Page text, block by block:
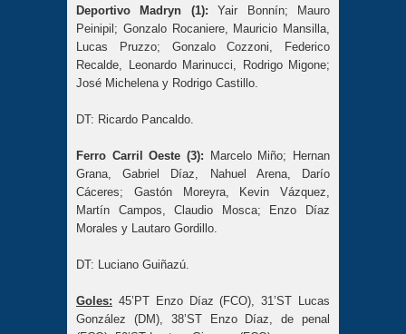
Deportivo Madryn (1):Yair Bonnín; Mauro
Peinipil; Gonzalo Rocaniere, Mauricio Mansilla,
Lucas Pruzzo; Gonzalo Cozzoni, Federico
Recalde, Leonardo Marinucci, Rodrigo Migone;
José Michelena y Rodrigo Castillo.
DT: Ricardo Pancaldo.
Ferro Carril Oeste (3): Marcelo Miño; Hernan
Grana, Gabriel Díaz, Nahuel Arena, Darío
Cáceres; Gastón Moreyra, Kevin Vázquez,
Martín Campos, Claudio Mosca; Enzo Díaz
Morales y Lautaro Gordillo.
DT: Luciano Guiñazú.
Goles: 45’PT Enzo Díaz (FCO), 31’ST Lucas
González (DM), 38’ST Enzo Díaz, de penal